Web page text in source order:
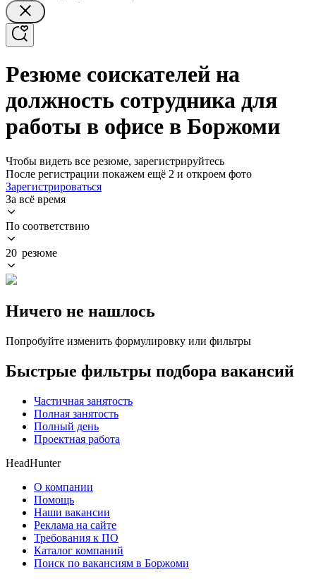
Резюме соискателей на
должность сотрудника для
работы в офисе в Боржоми
Чтобы видеть все резюме, зарегистрируйтесь
После регистрации покажем ещё 2 и откроем фото
Зарегистрироваться
За всё время
По соответствию
20 резюме
Ничего не нашлось
Попробуйте изменить формулировку или фильтры
Быстрые фильтры подбора вакансий
Частичная занятость
Полная занятость
Полный день
Проектная работа
HeadHunter
О компании
Помощь
Наши вакансии
Реклама на сайте
Требования к ПО
Каталог компаний
Поиск по вакансиям в Боржоми